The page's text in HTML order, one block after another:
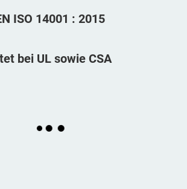
ISO 14001 : 2015
bei UL sowie CSA